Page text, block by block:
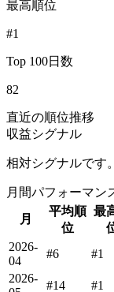
最高順位
#1
Top 100日数
82
直近の順位推移
収益シグナル
相対シグナルです
月間パフォーマン
月
平均順
位
最
2026-
04
#6 #1
2026-
#14 #1